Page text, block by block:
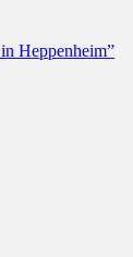
Heppenheim”